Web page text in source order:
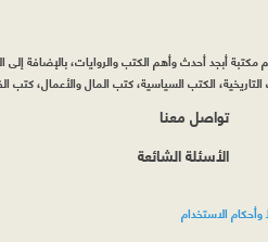
أبجد أحدث وأهم الكتب والروايات، بالإضافة إلى
الكتب السياسية، كتب المال والأعمال، كتب
تواصل معنا
الأسئلة الشائعة
الاستخدام